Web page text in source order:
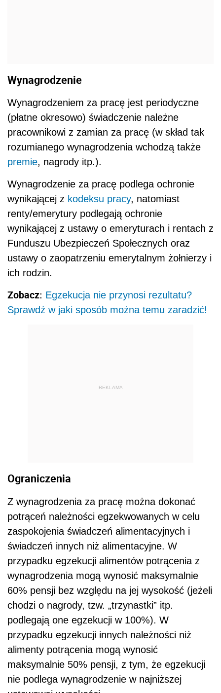
Wynagrodzenie
Wynagrodzeniem za pracę jest periodyczne
(płatne okresowo) świadczenie należne
pracownikowi z zamian za pracę (w skład tak
rozumianego wynagrodzenia wchodzą także
premie, nagrody itp.).
Wynagrodzenie za pracę podlega ochronie
wynikającej z kodeksu pracy, natomiast
renty/emerytury podlegają ochronie
wynikającej z ustawy o emeryturach i rentach z
Funduszu Ubezpieczeń Społecznych oraz
ustawy o zaopatrzeniu emerytalnym żołnierzy i
ich rodzin.
Zobacz: Egzekucja nie przynosi rezultatu?
Sprawdź w jaki sposób można temu zaradzić!
REKLAMA
Ograniczenia
Z wynagrodzenia za pracę można dokonać
potrąceń należności egzekwowanych w celu
zaspokojenia świadczeń alimentacyjnych i
świadczeń innych niż alimentacyjne. W
przypadku egzekucji alimentów potrącenia z
wynagrodzenia mogą wynosić maksymalnie
60% pensji bez względu na jej wysokość (jeżeli
chodzi o nagrody, tzw. „trzynastki” itp.
podlegają one egzekucji w 100%). W
przypadku egzekucji innych należności niż
alimenty potrącenia mogą wynosić
maksymalnie 50% pensji, z tym, że egzekucji
nie podlega wynagrodzenie w najniższej